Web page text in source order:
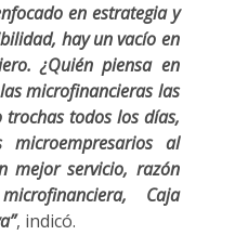
en estrategia y
hay un vacío en
¿Quién piensa en
microfinancieras las
todos los días,
al
mejor servicio, razón
Caja
, indicó.